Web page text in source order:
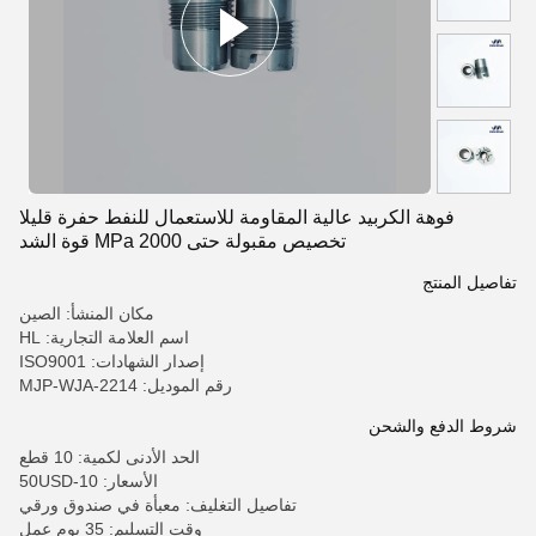
فوهة الكربيد عالية المقاومة للاستعمال للنفط حفرة قليلا
تخصيص مقبولة حتى 2000 MPa قوة الشد
تفاصيل المنتج
مكان المنشأ: الصين
اسم العلامة التجارية: HL
إصدار الشهادات: ISO9001
رقم الموديل: MJP-WJA-2214
شروط الدفع والشحن
الحد الأدنى لكمية: 10 قطع
الأسعار: 10-50USD
تفاصيل التغليف: معبأة في صندوق ورقي
وقت التسليم: 35 يوم عمل